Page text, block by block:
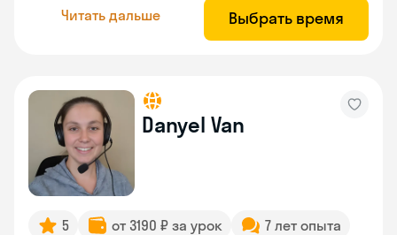
Читать дальше Выбрать время
Danyel Van
5 от 3190 ₽ за урок
7 лет опыта